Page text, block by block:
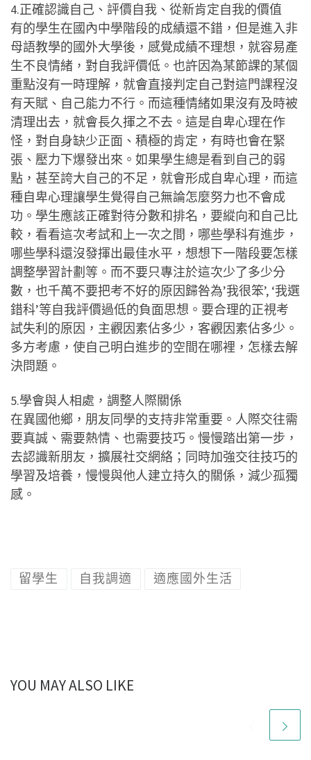
4.正確認識自己、評價自我、從新肯定自我的價值
有的學生在國內中學階段的成績還不錯，但是進入非
母語教學的國外大學後，感覺成績不理想，就容易產
生不良情緒，對自我評價低。也許因為某節課的某個
重點沒有一時理解，就會直接判定自己對這門課程沒
有天賦、自己能力不行。而這種情緒如果沒有及時被
清理出去，就會長久揮之不去。這是自卑心理在作
怪，對自身缺少正面、積極的肯定，有時也會在緊
張、壓力下爆發出來。如果學生總是看到自己的弱
點，甚至誇大自己的不足，就會形成自卑心理，而這
種自卑心理讓學生覺得自己無論怎麼努力也不會成
功。學生應該正確對待分數和排名，要縱向和自己比
較，看看這次考試和上一次之間，哪些學科有進步，
哪些學科還沒發揮出最佳水平，想想下一階段要怎樣
調整學習計劃等。而不要只專注於這次少了多少分
數，也千萬不要把考不好的原因歸咎為’我很笨’, ‘我選
錯科’等自我評價過低的負面思想。要合理的正視考
試失利的原因，主觀因素佔多少，客觀因素佔多少。
多方考慮，使自己明白進步的空間在哪裡，怎樣去解
決問題。
5.學會與人相處，調整人際關係
在異國他鄉，朋友同學的支持非常重要。人際交往需
要真誠、需要熱情、也需要技巧。慢慢踏出第一步，
去認識新朋友，擴展社交網絡；同時加強交往技巧的
學習及培養，慢慢與他人建立持久的關係，減少孤獨
感。
留學生 自我調適 適應國外生活
YOU MAY ALSO LIKE